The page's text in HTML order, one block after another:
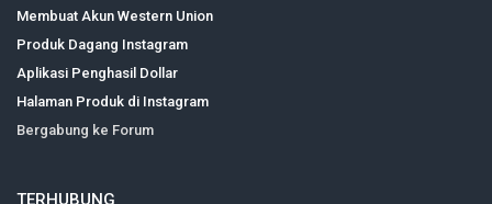
Membuat Akun Western Union
Produk Dagang Instagram
Aplikasi Penghasil Dollar
Halaman Produk di Instagram
Bergabung ke Forum
TERHUBUNG